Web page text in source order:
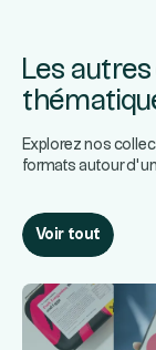
Les
Explorez nos
formats autour
Voir tout